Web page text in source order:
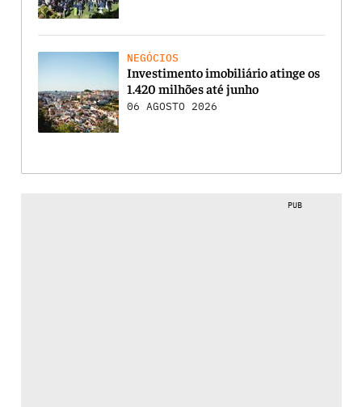
NEGÓCIOS
Investimento imobiliário atinge os
1.420 milhões até junho
06 AGOSTO 2026
PUB